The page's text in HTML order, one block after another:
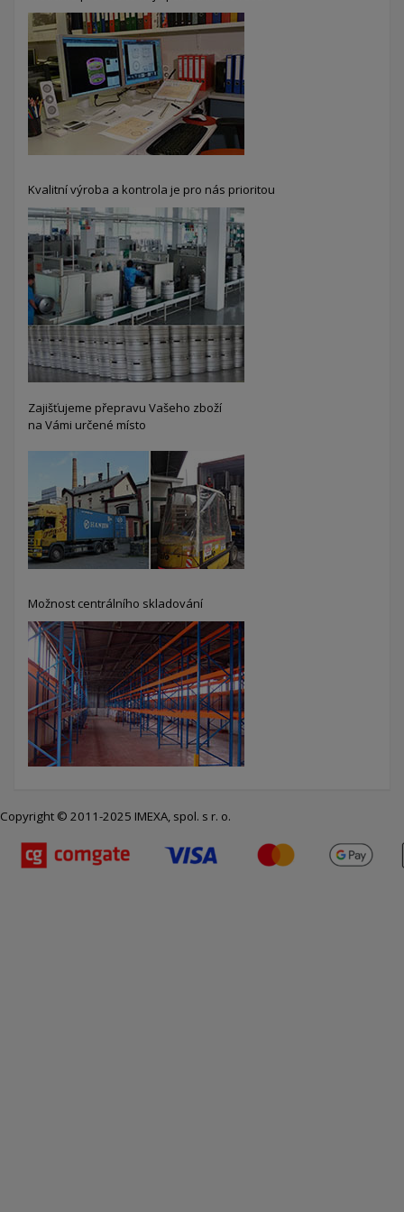
Kvalitní výroba a kontrola je pro nás prioritou
Zajišťujeme přepravu Vašeho zboží
na Vámi určené místo
Možnost centrálního skladování
Copyright © 2011-2025 IMEXA, spol. s r. o.